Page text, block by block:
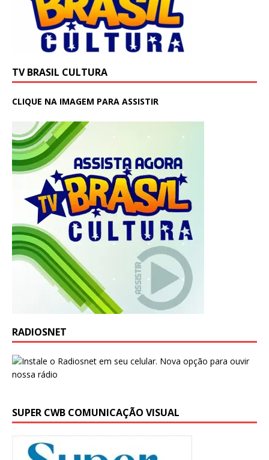
TV BRASIL CULTURA
CLIQUE NA IMAGEM PARA ASSISTIR
RADIOSNET
SUPER CWB COMUNICAÇÃO VISUAL